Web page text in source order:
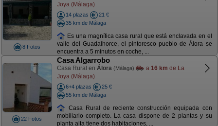
8 Fotos
Joya (Málaga)
14 plazas
21 €
35 km de Málaga
Es una magnífica casa rural que está enclavada en el
valle del Guadalhorce, el pintoresco pueblo de Álora se
encuentra a 5 minutos en coche, ...
22 Fotos
Casa Algarrobo
Casa Rural en Álora (Málaga) a 16 km de La
Joya (Málaga)
6+4 plazas
25 €
55 km de Málaga
Casa Rural de reciente construcción equipada con
mobiliario completo. La casa dispone de 2 plantas y su
planta alta tiene dos habitaciones, ...